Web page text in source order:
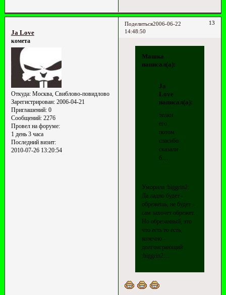
Поделиться 13
2006-06-22
14:48:50
Ja Love
комета
Откуда:Москва, Свиблово-повидлово
Зарегистрирован: 2006-04-21
Приглашений:0
Сообщений:2276
Провел на форуме:
1 день 3 часа
Последний визит:
2010-07-26 13:20:54
Машка
написал(а):
Ja
Love
написал(а):
телки
его
потом
спасибо
сказали
б....
Уморила :biggrin2:
Да ладно будет -
обрежешь, не будет -
сам захочет обрежет.
Но обрезанный, это
что есть то есть,
конечно -
долгоиграющий
:biggrin2:...